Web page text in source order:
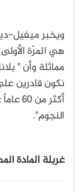
ويخبر ميفيل-
هي المرّة
مماثلة وأن "
نكون قادرين
أكثر
النجوم".
غربلة المادة